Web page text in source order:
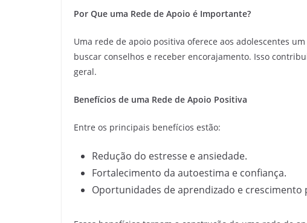
Por Que uma Rede de Apoio é Importante?
Uma rede de apoio positiva oferece aos adolescentes
buscar conselhos e receber encorajamento. Isso
geral.
Benefícios de uma Rede de Apoio Positiva
Entre os principais benefícios estão:
Redução do estresse e ansiedade.
Fortalecimento da autoestima e confiança.
Oportunidades de aprendizado e crescimento